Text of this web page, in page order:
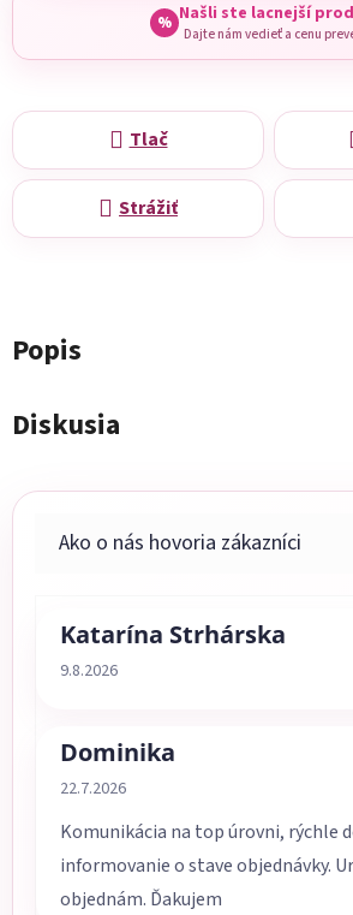
% Našli ste lacnejší
Dajte nám vedieť a cenu
Tlač
Strážiť
Popis
Diskusia
Katarína Strhárska
Hodnotenie obchodu je 5 z 5
9.8.2026
Dominika
Hodnotenie obchodu je 5 z 5
22.7.2026
Komunikácia na top úrovni, rýchle
informovanie o stave objednávky.
objednám. Ďakujem